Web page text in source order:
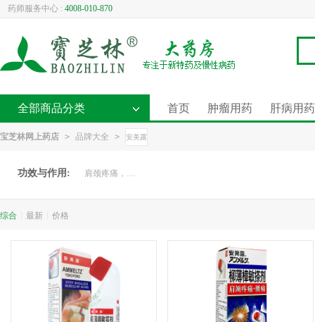
药师服务中心 : 4008-010-870
全部商品分类 首页 肿瘤用药 肝病用药
宝芝林网上药店 > 品牌大全 > 安美露
功效与作用: 肩颈疼痛，腰痛，肌肉疼痛，扭伤，拉伤，挫伤，肌肉肿痛，关节炎引起的疼痛。
综合 最新 价格